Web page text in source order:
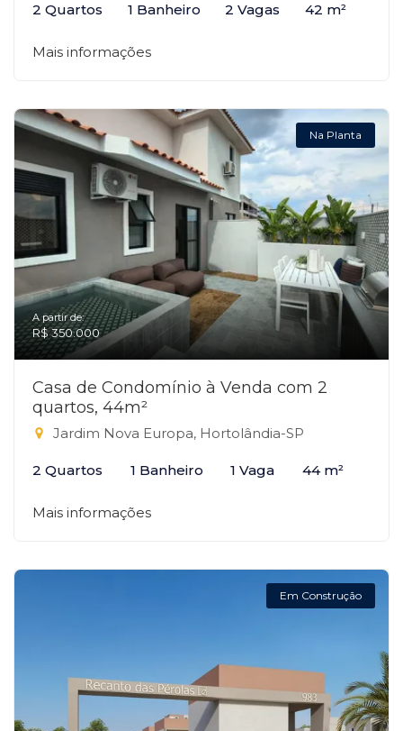
2 Quartos 1 Banheiro 2 Vagas 42 m²
Mais informações
Na Planta
A partir de:
R$ 350.000
Casa de Condomínio à Venda com 2
quartos, 44m²
Jardim Nova Europa, Hortolândia-SP
2 Quartos 1 Banheiro 1 Vaga 44 m²
Mais informações
Em Construção